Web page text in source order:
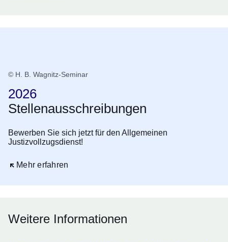
© H. B. Wagnitz-Seminar
2026
Stellenausschreibungen
Bewerben Sie sich jetzt für den Allgemeinen
Justizvollzugsdienst!
Mehr erfahren
Öffnet sich in einem neuen Fenster
Weitere Informationen